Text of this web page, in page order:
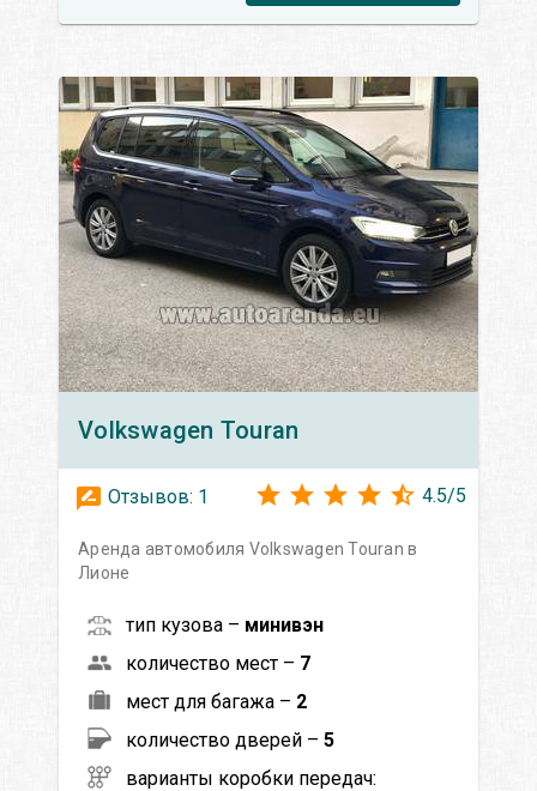
Volkswagen Touran
Отзывов: 1 4.5/5
Аренда автомобиля Volkswagen Touran в
Лионе
тип кузова – минивэн
количество мест – 7
мест для багажа – 2
количество дверей – 5
варианты коробки передач: